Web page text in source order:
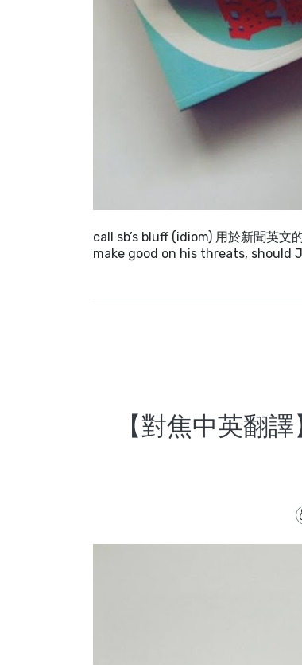
call sb’s bluff (idiom) 用於新聞英
make good on his threats, should
【對焦中英翻